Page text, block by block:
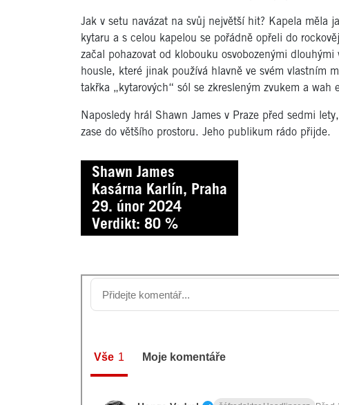
Jak v setu navázat na svůj největší hit? Kapela měla
kytaru a s celou kapelou se pořádně opřeli do
začal pohazovat od klobouku osvobozenými
housle, které jinak používá hlavně ve svém vlastním
takřka „kytarových“ sól se zkresleným zvukem a wah
Naposledy hrál Shawn James v Praze před sedmi
zase do většího prostoru. Jeho publikum rádo přijde.
Shawn James
Kasárna Karlín, Praha
29. únor 2024
Verdikt: 80 %